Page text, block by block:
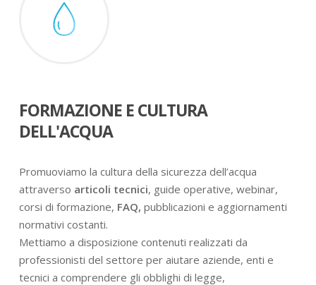
FORMAZIONE E CULTURA
DELL'ACQUA
Promuoviamo la cultura della sicurezza dell’acqua
attraverso articoli tecnici, guide operative, webinar,
corsi di formazione, FAQ, pubblicazioni e aggiornamenti
normativi costanti.
Mettiamo a disposizione contenuti realizzati da
professionisti del settore per aiutare aziende, enti e
tecnici a comprendere gli obblighi di legge,